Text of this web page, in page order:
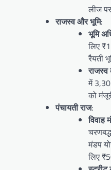
लीज
राजस्व और भूमि:
भूमि
लिए
रैयती
राजस्व
में
को
पंचायती राज:
विवाह
मंडप
लिए